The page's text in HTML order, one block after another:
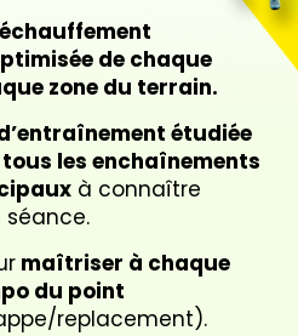
échauffement
de chaque
zone du terrain.
étudiée
les enchaînements
à connaître
maîtriser à chaque
du point
replacement).